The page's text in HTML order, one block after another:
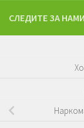
СЛЕДИТЕ ЗА